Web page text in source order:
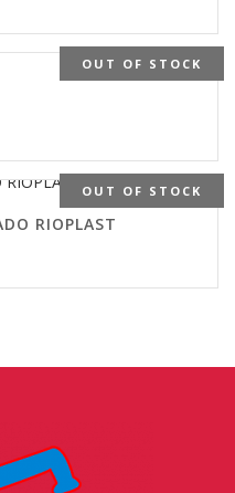
OUT OF STOCK
OUT OF STOCK
RIOPLAST